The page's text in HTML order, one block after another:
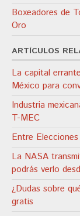
Boxeadores de
Oro
ARTÍCULOS
La capital
México para
Industria
T-MEC
Entre Elecciones
La NASA
podrás verlo
¿Dudas sobre
gratis